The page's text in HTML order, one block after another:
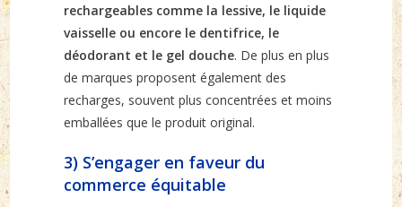
rechargeables comme la lessive, le liquide
vaisselle ou encore le dentifrice, le
déodorant et le gel douche. De plus en plus
de marques proposent également des
recharges, souvent plus concentrées et moins
emballées que le produit original.
3) S’engager en faveur du
commerce équitable